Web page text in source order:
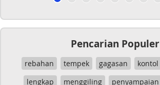
Pencarian Populer
rebahan tempek gagasan kontol
lengkap
menggiling penyampaian